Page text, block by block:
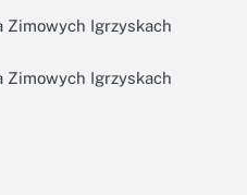
Igrzyskach
Igrzyskach